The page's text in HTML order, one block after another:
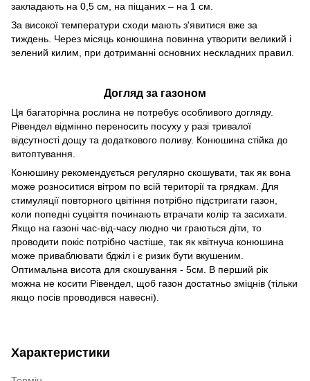
закладають на 0,5 см, на піщаних – на 1 см.
За високої температури сходи мають з'явитися вже за
тиждень. Через місяць конюшина повинна утворити великий і
зелений килим, при дотриманні основних нескладних правил.
Догляд за газоном
Ця багаторічна рослина не потребує особливого догляду.
Рівендел відмінно переносить посуху у разі тривалої
відсутності дощу та додаткового поливу. Конюшина стійка до
витоптування.
Конюшину рекомендується регулярно скошувати, так як вона
може розноситися вітром по всій території та грядкам. Для
стимуляції повторного цвітіння потрібно підстригати газон,
коли попедні суцвіття починають втрачати колір та засихати.
Якщо на газоні час-від-часу людно чи граються діти, то
проводити покіс потрібно частіше, так як квітнуча конюшина
може приваблювати бджіл і є ризик бути вкушеним.
Оптимальна висота для скошування - 5см. В перший рік
можна не косити Рівендел, щоб газон достатньо зміцнів (тільки
якщо посів проводився навесні).
Характеристики